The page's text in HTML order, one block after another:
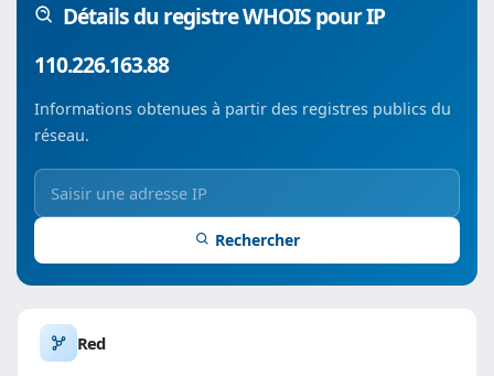
Détails du registre WHOIS pour IP
110.226.163.88
Informations obtenues à partir des registres publics du
réseau.
Rechercher
Red